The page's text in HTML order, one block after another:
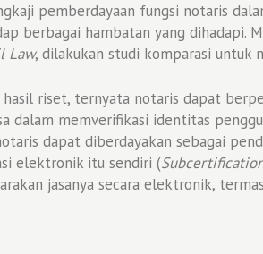
pemberdayaan fungsi notaris
berbagai hambatan yang dihadapi.
Law, dilakukan studi komparasi
hasil riset, ternyata notaris dapat
dalam memverifikasi identitas
dapat diberdayakan sebagai
elektronik itu sendiri (
jasanya secara elektronik,